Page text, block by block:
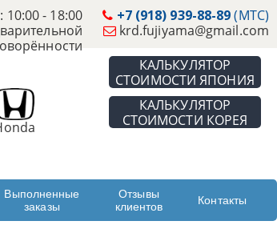
+7 (918) 939-88-89(МТС)
krd.fujiyama@gmail.com
- 18:00
КАЛЬКУЛЯТОР
СТОИМОСТИ ЯПОНИЯ
КАЛЬКУЛЯТОР
СТОИМОСТИ КОРЕЯ
Выполненные
заказы
Отзывы
клиентов
Контакты